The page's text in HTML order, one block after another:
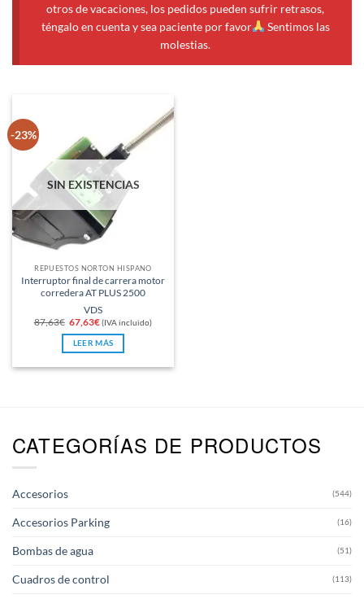
otros de vacaciones, los pedidos pueden sufrir retrasos,
téngalo en cuenta y sea paciente por favor
Sentimos las
molestias.
-23%
SIN EXISTENCIAS
REPUESTOS NORTON HISPANO
Interruptor final de carrera motor
corredera AT PLUS 2500
VDS
87,63€ El
precio
original
era:
87,63€.
67,63€El
precio
actual
es:
67,63€.
(IVA incluido)
LEER MÁS
CATEGORÍAS DE PRODUCTOS
Accesorios (544)
Accesorios Parking (16)
Bombas de agua (51)
Cuadros de control (113)